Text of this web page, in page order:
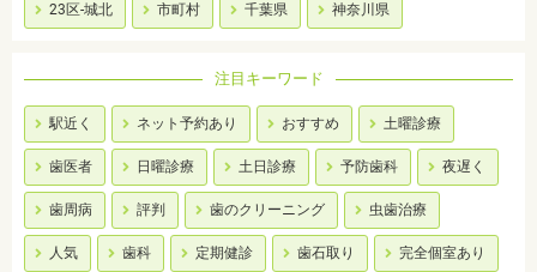
23区-城北 市町村 千葉県 神奈川県
注目キーワード
駅近く ネット予約あり おすすめ 土曜診療
歯医者 日曜診療 土日診療 予防歯科 夜遅く
歯周病 評判 歯のクリーニング 虫歯治療
人気 歯科 定期健診 歯石取り 完全個室あり